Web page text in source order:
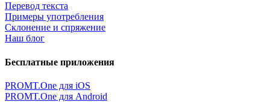
Перевод текста
Примеры употребления
Склонение и спряжение
Наш блог
Бесплатные приложения
PROMT.One для iOS
PROMT.One для Android